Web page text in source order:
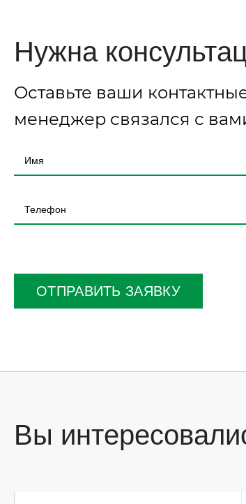
Нужна
Оставьте ваши
менеджер связался с
поле
пустым.
ОТПРАВИТЬ ЗАЯВКУ
Вы